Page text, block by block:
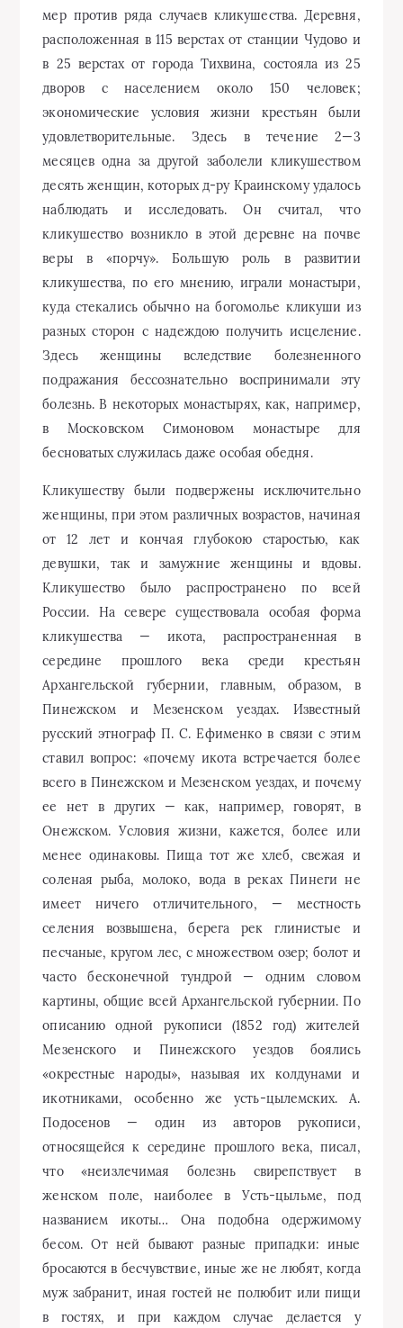
мер против ряда случаев кликушества. Деревня,
расположенная в 115 верстах от станции Чудово и
в 25 верстах от города Тихвина, состояла из 25
дворов с населением около 150 человек;
экономические условия жизни крестьян были
удовлетворительные. Здесь в течение 2—3
месяцев одна за другой заболели кликушеством
десять женщин, которых д-ру Краинскому удалось
наблюдать и исследовать. Он считал, что
кликушество возникло в этой деревне на почве
веры в «порчу». Большую роль в развитии
кликушества, по его мнению, играли монастыри,
куда стекались обычно на богомолье кликуши из
разных сторон с надеждою получить исцеление.
Здесь женщины вследствие болезненного
подражания бессознательно воспринимали эту
болезнь. В некоторых монастырях, как, например,
в Московском Симоновом монастыре для
бесноватых служилась даже особая обедня.
Кликушеству были подвержены исключительно
женщины, при этом различных возрастов, начиная
от 12 лет и кончая глубокою старостью, как
девушки, так и замужние женщины и вдовы.
Кликушество было распространено по всей
России. На севере существовала особая форма
кликушества — икота, распространенная в
середине прошлого века среди крестьян
Архангельской губернии, главным, образом, в
Пинежском и Мезенском уездах. Известный
русский этнограф П. С. Ефименко в связи с этим
ставил вопрос: «почему икота встречается более
всего в Пинежском и Мезенском уездах, и почему
ее нет в других — как, например, говорят, в
Онежском. Условия жизни, кажется, более или
менее одинаковы. Пища тот же хлеб, свежая и
соленая рыба, молоко, вода в реках Пинеги не
имеет ничего отличительного, — местность
селения возвышена, берега рек глинистые и
песчаные, кругом лес, с множеством озер; болот и
часто бесконечной тундрой — одним словом
картины, общие всей Архангельской губернии. По
описанию одной рукописи (1852 год) жителей
Мезенского и Пинежского уездов боялись
«окрестные народы», называя их колдунами и
икотниками, особенно же усть-цылемских. А.
Подосенов — один из авторов рукописи,
относящейся к середине прошлого века, писал,
что «неизлечимая болезнь свирепствует в
женском поле, наиболее в Усть-цыльме, под
названием икоты… Она подобна одержимому
бесом. От ней бывают разные припадки: иные
бросаются в бесчувствие, иные же не любят, когда
муж забранит, иная гостей не полюбит или пищи
в гостях, и при каждом случае делается у